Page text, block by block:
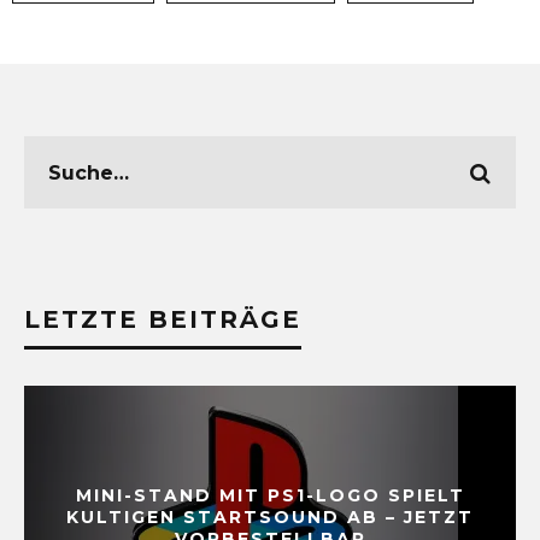
LETZTE BEITRÄGE
MINI-STAND MIT PS1-LOGO SPIELT
KULTIGEN STARTSOUND AB – JETZT